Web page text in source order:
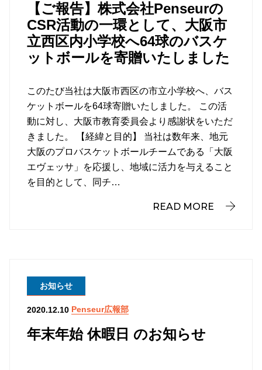
【ご報告】株式会社Penseurの
CSR活動の一環として、大阪市
立西区内小学校へ64球のバスケ
ットボールを寄贈いたしました
このたび当社は大阪市西区の市立小学校へ、バス
ケットボールを64球寄贈いたしました。 この活
動に対し、大阪市教育委員会より感謝状をいただ
きました。 【経緯と目的】 当社は数年来、地元
大阪のプロバスケットボールチームである「大阪
エヴェッサ」を応援し、地域に活力を与えること
を目的として、同チ…
READ MORE
年末年始 休暇日 のお知らせ
お知らせ
2020.12.10 Penseur広報部